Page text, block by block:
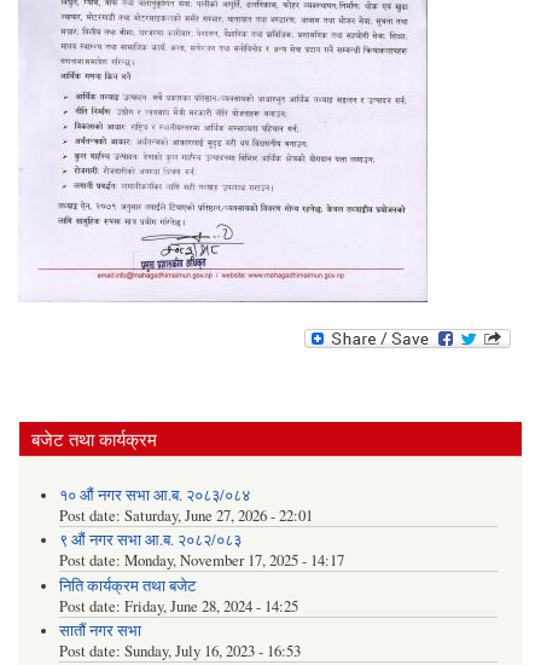
बजेट तथा कार्यक्रम
१० औं नगर सभा आ.ब. २०८३/०८४
Post date: Saturday, June 27, 2026 - 22:01
९ औं नगर सभा आ.ब. २०८२/०८३
Post date: Monday, November 17, 2025 - 14:17
निति कार्यक्रम तथा बजेट
Post date: Friday, June 28, 2024 - 14:25
सातौं नगर सभा
Post date: Sunday, July 16, 2023 - 16:53